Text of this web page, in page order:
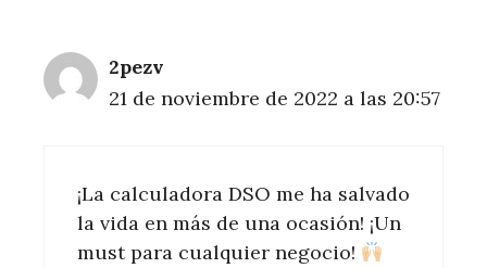
2pezv
21 de noviembre de 2022 a las 20:57
¡La calculadora DSO me ha salvado
la vida en más de una ocasión! ¡Un
must para cualquier negocio!